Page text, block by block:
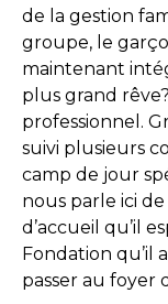
de la gestion
groupe, le
maintenant
plus grand
professionnel.
suivi plusieurs
camp de jour
nous parle ici
d’accueil qu’il
Fondation qu’il
passer au foyer